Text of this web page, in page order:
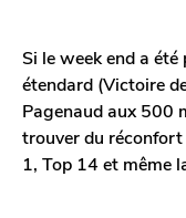
D
e
c
l
e
r
c
Si le week end a
étendard (Victoire
Pagenaud aux 500
trouver du réconfort
1, Top 14 et même